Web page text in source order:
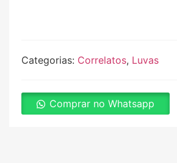
Categorias: Correlatos, Luvas
Comprar no Whatsapp